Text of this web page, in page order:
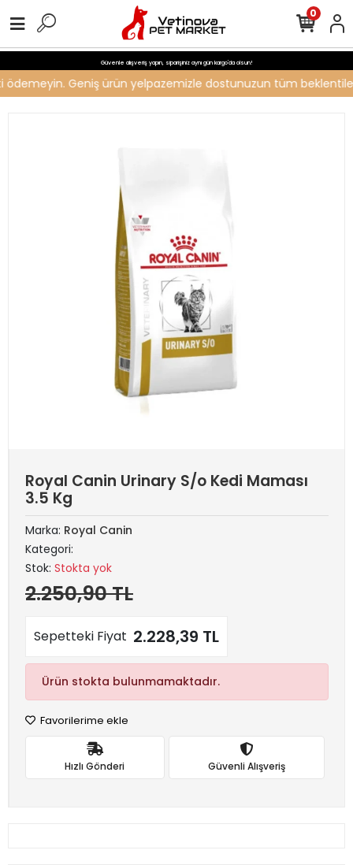
Güvenle alışveriş yapın, siparişiniz aynı gün kargo'da olsun!
Geniş ürün yelpazemizle dostunuzun tüm
0
Royal Canin Urinary S/o Kedi Maması
3.5 Kg
Marka: Royal Canin
Kategori:
Stok: Stokta yok
2.250,90 TL
Sepetteki Fiyat 2.228,39 TL
Ürün stokta bulunmamaktadır.
Favorilerime ekle
Hızlı Gönderi Güvenli Alışveriş